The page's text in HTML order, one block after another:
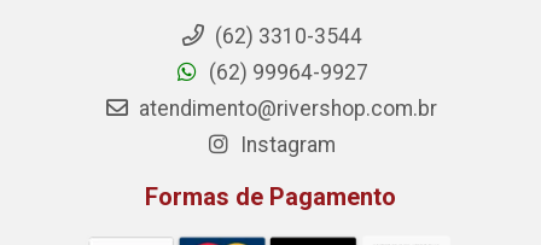
(62) 3310-3544
(62) 99964-9927
atendimento@rivershop.com.br
Instagram
Formas de Pagamento